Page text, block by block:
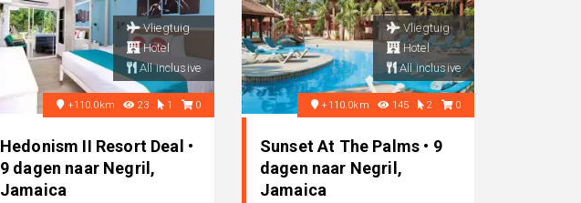
Vliegtuig
Hotel
All inclusive
+110.0km 23 1 0
Hedonism II Resort Deal •
9 dagen naar Negril,
Jamaica
Vliegtuig
Hotel
All inclusive
+110.0km 145 2 0
Sunset At The Palms • 9
dagen naar Negril,
Jamaica